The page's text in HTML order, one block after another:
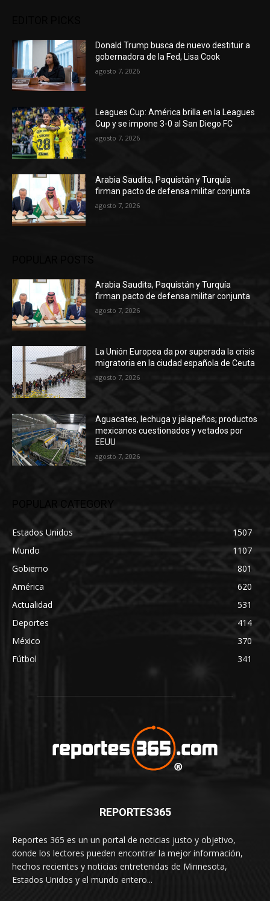
Donald Trump busca de nuevo destituir a
gobernadora de la Fed, Lisa Cook
agosto 7, 2026
Leagues Cup: América brilla en la Leagues
Cup y se impone 3-0 al San Diego FC
agosto 7, 2026
Arabia Saudita, Paquistán y Turquía
firman pacto de defensa militar conjunta
agosto 7, 2026
Arabia Saudita, Paquistán y Turquía
firman pacto de defensa militar conjunta
agosto 7, 2026
La Unión Europea da por superada la crisis
migratoria en la ciudad española de Ceuta
agosto 7, 2026
Aguacates, lechuga y jalapeños; productos
mexicanos cuestionados y vetados por
EEUU
agosto 7, 2026
POPULAR CATEGORY
Estados Unidos
1507
Mundo
1107
Gobierno
801
América
620
Actualidad
531
Deportes
414
México
370
Fútbol
341
REPORTES365
Reportes 365 es un un portal de noticias justo y objetivo,
donde los lectores pueden encontrar la mejor información,
hechos recientes y noticias entretenidas de Minnesota,
Estados Unidos y el mundo entero...